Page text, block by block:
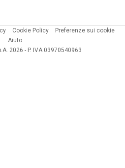
Cookie Policy
Preferenze sui cookie
Aiuto
2026 - P. IVA 03970540963